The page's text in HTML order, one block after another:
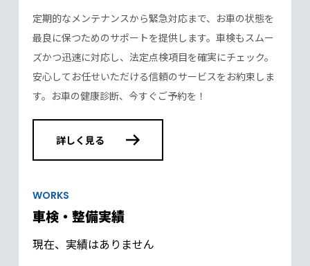
定期的なメンテナンスから緊急対応まで、お車の状態を
最良に保つためのサポートを提供します。車検もスムー
ズかつ迅速に対応し、法定点検項目を確実にチェック。
安心してお任せいただける信頼のサービスをお約束しま
す。お車の健康診断、今すぐご予約を！
詳しく見る
WORKS
車検・整備実績
現在、実績はありません